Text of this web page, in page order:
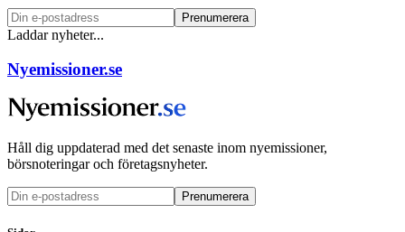
Prenumerera
Laddar nyheter...
Nyemissioner.se
Håll dig uppdaterad med det senaste inom nyemissioner,
börsnoteringar och företagsnyheter.
Prenumerera